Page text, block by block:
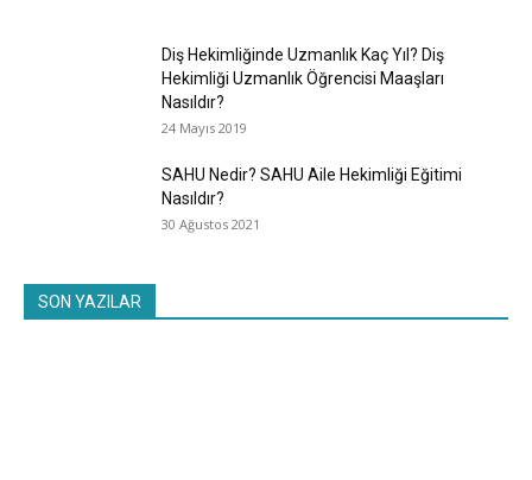
Diş Hekimliğinde Uzmanlık Kaç Yıl? Diş
Hekimliği Uzmanlık Öğrencisi Maaşları
Nasıldır?
24 Mayıs 2019
SAHU Nedir? SAHU Aile Hekimliği Eğitimi
Nasıldır?
30 Ağustos 2021
SON YAZILAR